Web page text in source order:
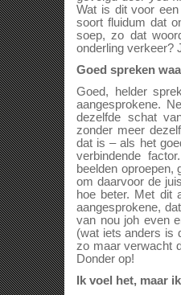
Wat is dit voor
soort fluidum dat
soep, zo dat
onderling verkeer?
Goed spreken
Goed, helder
aangesprokene.
dezelfde schat
zonder meer
dat is – als het
verbindende
beelden oproepen,
om daarvoor de
hoe beter. Met dit
aangesprokene,
van nou joh even
(wat iets anders is
zo maar verwacht
Donder op!
Ik voel het, maar